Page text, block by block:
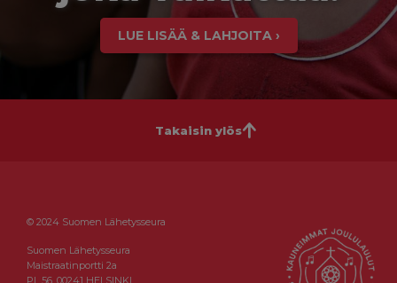
LUE LISÄÄ & LAHJOITA ›
Takaisin ylös
© 2024 Suomen Lähetysseura
Suomen Lähetysseura
Maistraatinportti 2a
PL 56, 00241 HELSINKI